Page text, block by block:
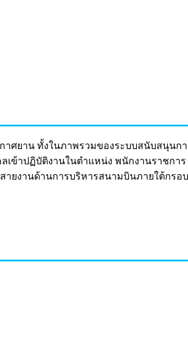
ศยาน ทั้งในภาพรวมของระบบสนับสนุน
าปฏิบัติงานในตำแหน่ง พนักงานราชกา
ยงานด้านการบริหารสนามบินภายใต้กรอ